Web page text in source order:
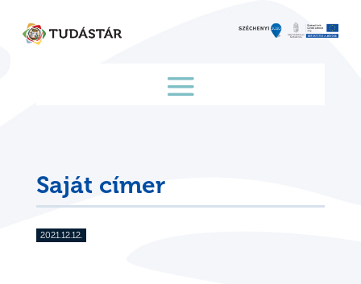
content
Saját címer
2021.12.12.